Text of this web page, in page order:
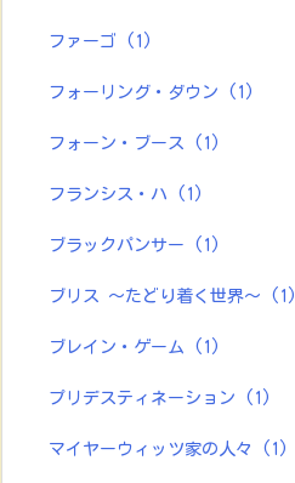
ファーゴ (1)
フォーリング・ダウン (1)
フォーン・ブース (1)
フランシス・ハ (1)
ブラックパンサー (1)
ブリス ～たどり着く世界～ (1)
ブレイン・ゲーム (1)
プリデスティネーション (1)
マイヤーウィッツ家の人々 (1)